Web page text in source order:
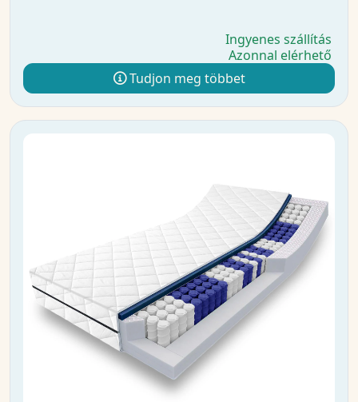
Ingyenes szállítás
Azonnal elérhető
Tudjon meg többet